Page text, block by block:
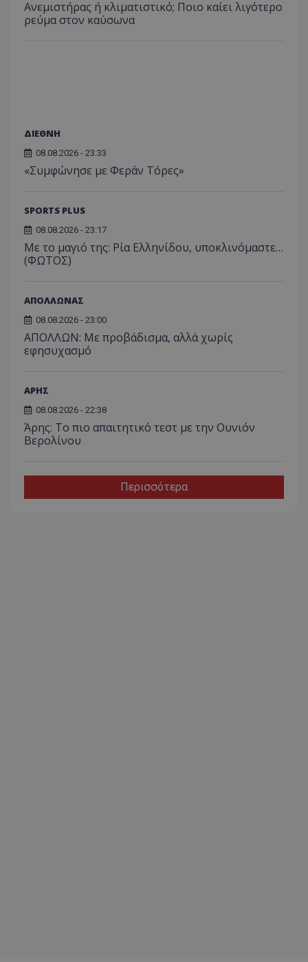
Ανεμιστήρας ή κλιματιστικό; Ποιο καίει λιγότερο
ρεύμα στον καύσωνα
ΔΙΕΘΝΗ
08.08.2026 - 23:33
«Συμφώνησε με Φεράν Τόρες»
SPORTS PLUS
08.08.2026 - 23:17
Με το μαγιό της: Ρία Ελληνίδου, υποκλινόμαστε…
(ΦΩΤΟΣ)
ΑΠΟΛΛΩΝΑΣ
08.08.2026 - 23:00
ΑΠΟΛΛΩΝ: Με προβάδισμα, αλλά χωρίς
εφησυχασμό
ΑΡΗΣ
08.08.2026 - 22:38
Άρης: Το πιο απαιτητικό τεστ με την Ουνιόν
Βερολίνου
Περισσότερα